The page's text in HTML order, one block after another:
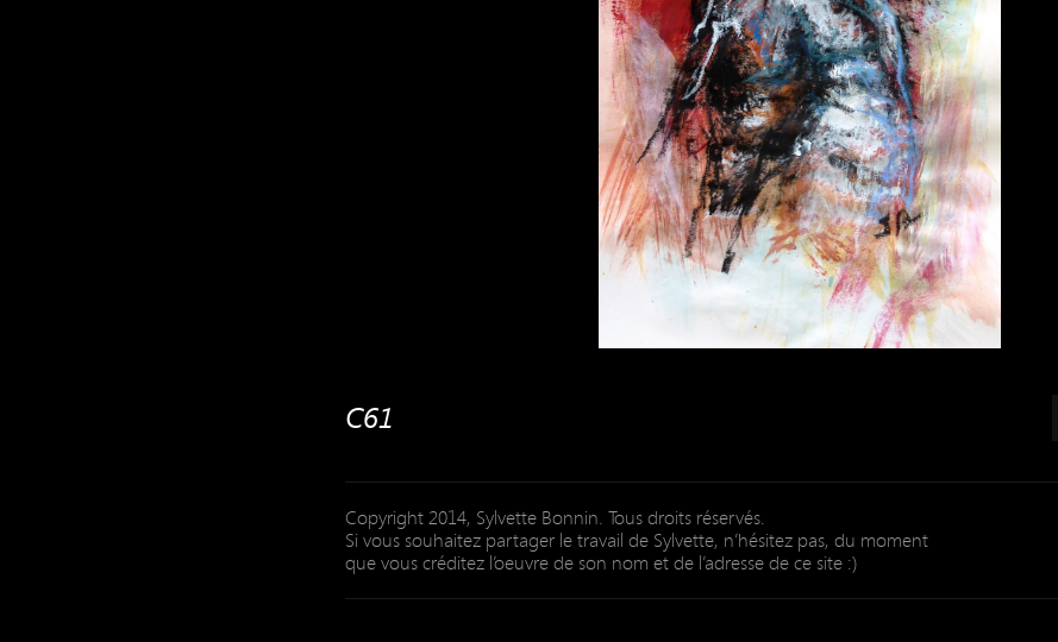
C61
Copyright 2014, Sylvette Bonnin. Tous droits réservés.
Si vous souhaitez partager le travail de Sylvette, n’hésitez pas, du moment
que vous créditez l’oeuvre de son nom et de l’adresse de ce site :)